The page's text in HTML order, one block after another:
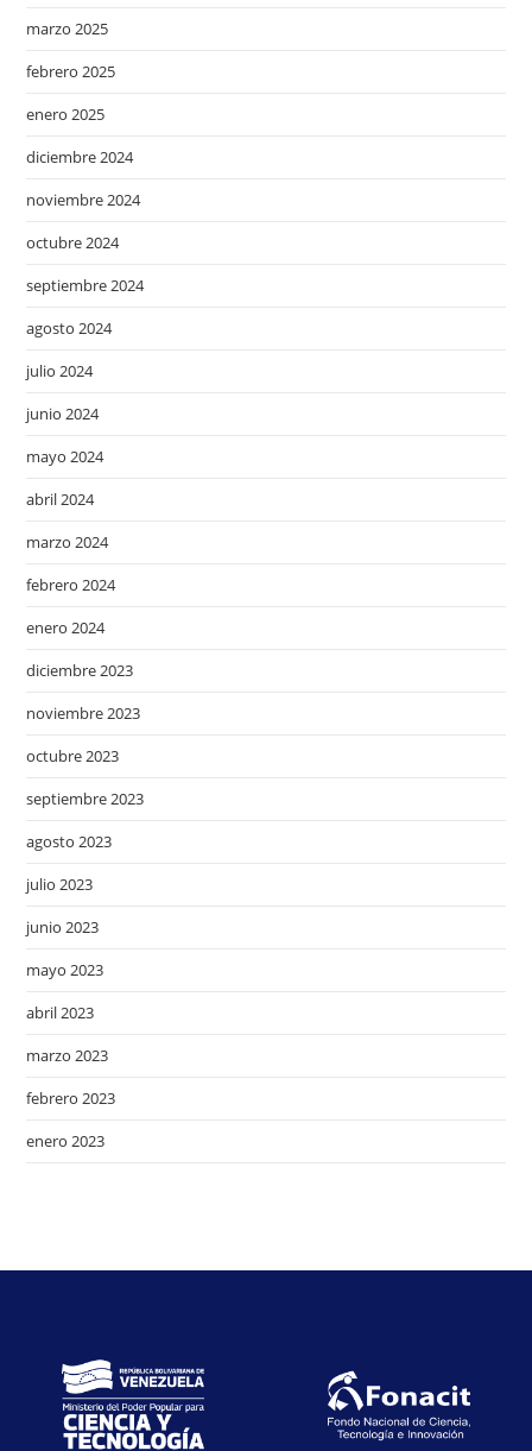
marzo 2025
febrero 2025
enero 2025
diciembre 2024
noviembre 2024
octubre 2024
septiembre 2024
agosto 2024
julio 2024
junio 2024
mayo 2024
abril 2024
marzo 2024
febrero 2024
enero 2024
diciembre 2023
noviembre 2023
octubre 2023
septiembre 2023
agosto 2023
julio 2023
junio 2023
mayo 2023
abril 2023
marzo 2023
febrero 2023
enero 2023